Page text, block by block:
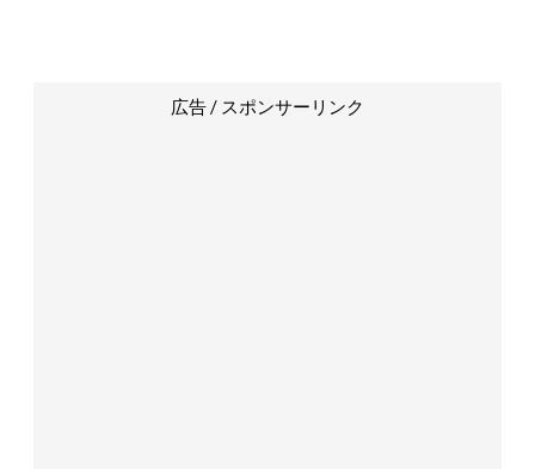
広告 / スポンサーリンク